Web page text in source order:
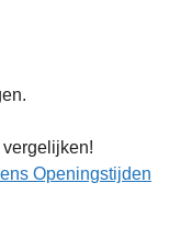
vergelijken!
Openingstijden